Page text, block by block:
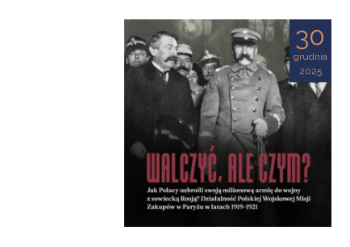
30
grudnia
2025